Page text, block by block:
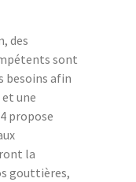
des
sont
besoins afin
une
propose
la
gouttières,